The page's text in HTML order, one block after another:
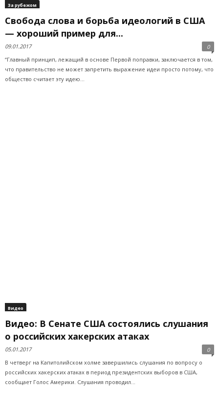
За рубежом
Свобода слова и борьба идеологий в США
— хороший пример для...
09.01.2017
0
“Главный принцип, лежащий в основе Первой поправки, заключается в том,
что правительство не может запретить выражение идеи просто потому, что
общество считает эту идею...
Видео
Видео: В Сенате США состоялись слушания
о российских хакерских атаках
05.01.2017
0
В четверг на Капитолийском холме завершились слушания по вопросу о
российских хакерских атаках в период президентских выборов в США,
сообщает Голос Америки. Слушания проводил...